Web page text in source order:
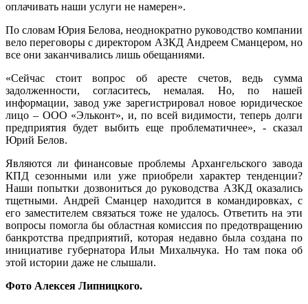
оплачивать наши услуги не намерен».
По словам Юрия Белова, неоднократно руководство компании
вело переговоры с директором АЗКД Андреем Сманцером, но
все они заканчивались лишь обещаниями.
«Сейчас стоит вопрос об аресте счетов, ведь сумма
задолженности, согласитесь, немалая. Но, по нашей
информации, завод уже зарегистрировал новое юридическое
лицо – ООО «Эльконт», и, по всей видимости, теперь долги
предприятия будет выбить еще проблематичнее», - сказал
Юрий Белов.
Являются ли финансовые проблемы Архангельского завода
КПД сезонными или уже приобрели характер тенденции?
Наши попытки дозвониться до руководства АЗКД оказались
тщетными. Андрей Сманцер находится в командировках, с
его заместителем связаться тоже не удалось. Ответить на эти
вопросы помогла бы областная комиссия по предотвращению
банкротства предприятий, которая недавно была создана по
инициативе губернатора Ильи Михальчука. Но там пока об
этой истории даже не слышали.
Фото Алексея Липницкого.